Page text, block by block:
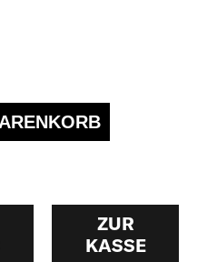
ZUR
KASSE